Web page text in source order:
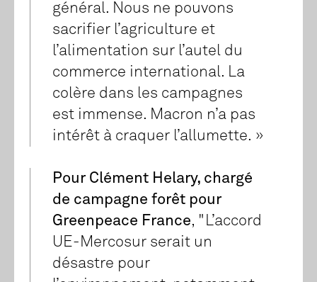
général. Nous ne pouvons
sacrifier l’agriculture et
l’alimentation sur l’autel du
commerce international. La
colère dans les campagnes
est immense. Macron n’a pas
intérêt à craquer l’allumette. »
Pour Clément Helary, chargé
de campagne forêt pour
Greenpeace France, "L’accord
UE-Mercosur serait un
désastre pour